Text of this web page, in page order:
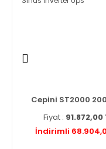
Cepini ST2000
Fiyat : 91.872,00
İndirimli